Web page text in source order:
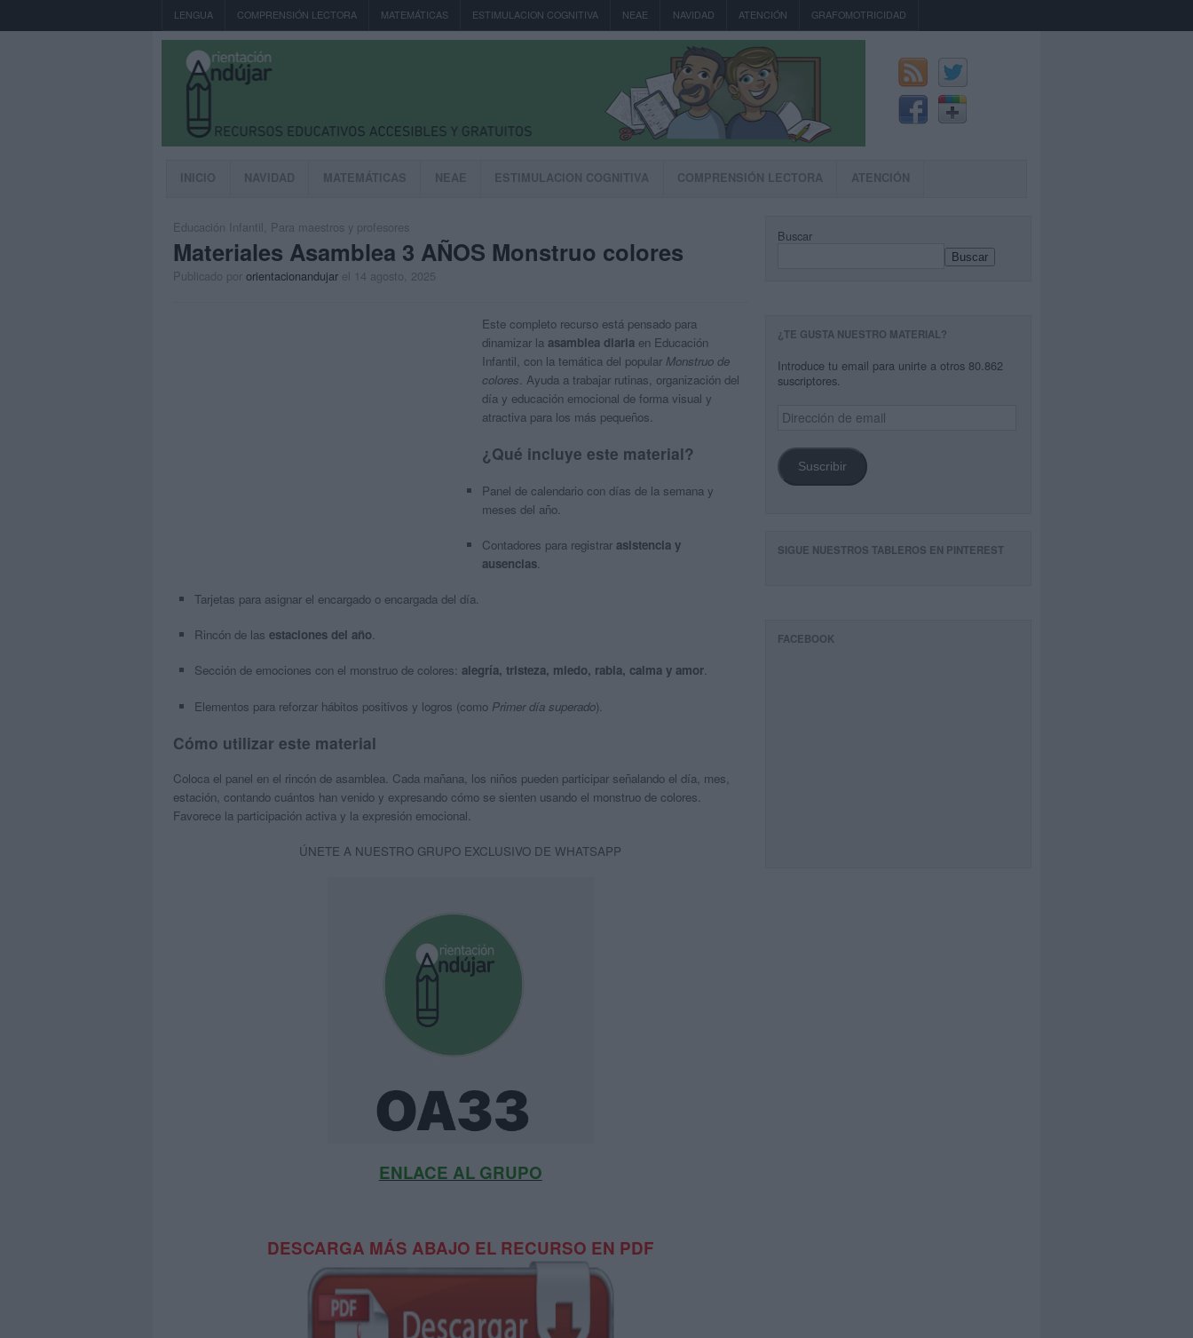
LENGUA COMPRENSIÓN LECTORA MATEMÁTICAS ESTIMULACION COGNITIVA NEAE NAVIDAD ATENCIÓN GRAFOMOTRICIDAD
INICIO NAVIDAD MATEMÁTICAS NEAE ESTIMULACION COGNITIVA COMPRENSIÓN LECTORA ATENCIÓN
Educación Infantil Para maestros y profesores
Materiales Asamblea 3 AÑOS Monstruo colores
Publicado por orientacionandujar el 14 agosto, 2025
Este completo recurso está pensado para
dinamizar la asamblea diariaen Educación
Infantil, con la temática del popular Monstruo de
colores . Ayuda a trabajar rutinas, organización del
día y educación emocional de forma visual y
atractiva para los más pequeños.
¿Qué incluye este material?
Panel de calendario con días de la semana y
meses del año.
Contadores para registrar asistencia y
ausencias.
Tarjetas para asignar el encargado o encargada del día.
Rincón de las estaciones del año.
Sección de emociones con el monstruo de colores: alegría, tristeza, miedo, rabia, calma y amor.
Elementos para reforzar hábitos positivos y logros (como Primer día superado).
Cómo utilizar este material
Coloca el panel en el rincón de asamblea. Cada mañana, los niños pueden participar señalando el día, mes,
estación, contando cuántos han venido y expresando cómo se sienten usando el monstruo de colores.
Favorece la participación activa y la expresión emocional.
ÚNETE A NUESTRO GRUPO EXCLUSIVO DE WHATSAPP
ENLACE AL GRUPO
DESCARGA MÁS ABAJO EL RECURSO EN PDF
Buscar
Buscar
¿TE GUSTA NUESTRO MATERIAL?
Introduce tu email para unirte a otros 80.862
suscriptores.
Dirección
de
Suscribir
SIGUE NUESTROS TABLEROS EN PINTEREST
FACEBOOK